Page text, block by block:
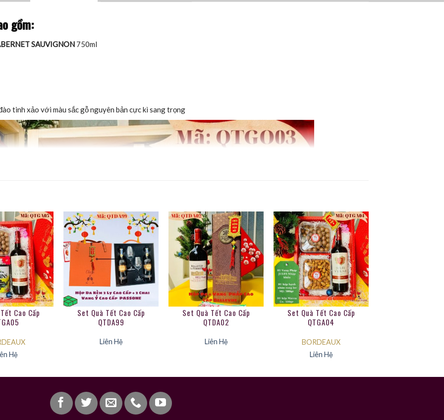
gồm:
SAUVIGNON750ml
tinh xảo với màu sắc gỗ nguyên bản cực kì sang trọng
Cao Cấp
Hệ
Set Quà Tết Cao Cấp
QTDA99
Liên Hệ
Set Quà Tết Cao Cấp
QTDA02
Liên Hệ
Set Quà Tết Cao Cấp
QTGA04
BORDEAUX
Liên Hệ